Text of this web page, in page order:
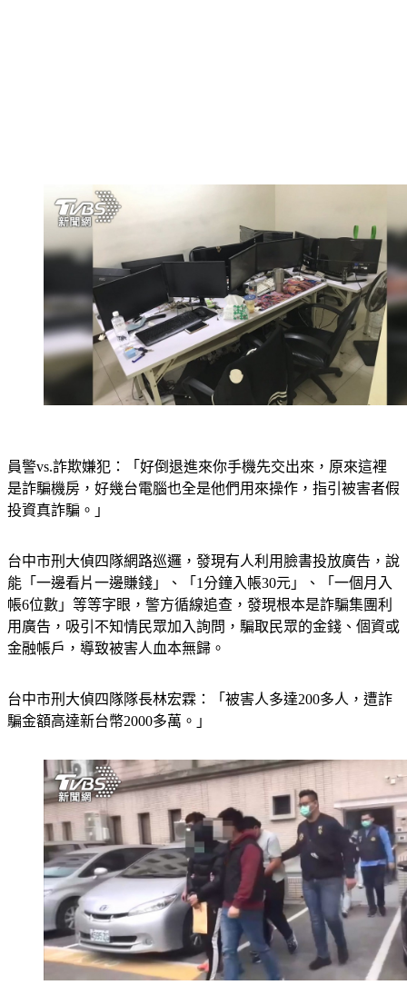
是詐騙機房，好幾台電腦也全是他們用來操作，指引被害者假
投資真詐騙。」
能「一邊看片一邊賺錢」、「1分鐘入帳30元」、「一個月入
帳6位數」等等字眼，警方循線追查，發現根本是詐騙集團利
用廣告，吸引不知情民眾加入詢問，騙取民眾的金錢、個資或
金融帳戶，導致被害人血本無歸。
騙金額高達新台幣2000多萬。」